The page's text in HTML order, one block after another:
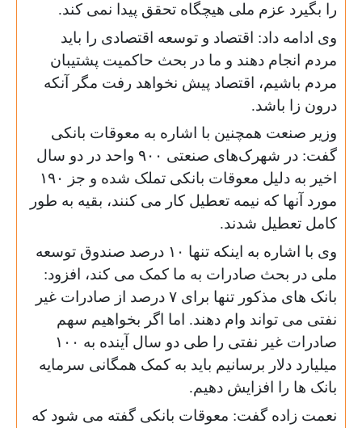
را بگیرد عزم ملی هیچگاه تحقق پیدا نمی کند.
وی ادامه داد: اقتصاد و توسعه اقتصادی را باید
مردم انجام دهند و ما در بحث حاکمیت پشتیبان
مردم باشیم، اقتصاد پیش نخواهد رفت مگر آنکه
درون زا باشد.
وزیر صنعت همچنین با اشاره به معوقات بانکی
گفت: در شهرک‌های صنعتی ۹۰۰ واحد در دو سال
اخیر به دلیل معوقات بانکی تملک شده و جز ۱۹۰
مورد آنها که نیمه تعطیل کار می کنند، بقیه به طور
کامل تعطیل شدند.
وی با اشاره به اینکه تنها ۱۰ درصد صندوق توسعه
ملی در بحث صادرات به ما کمک می کند، افزود:
بانک های مذکور تنها برای ۷ درصد از صادرات غیر
نفتی می تواند وام دهند. اما اگر بخواهیم سهم
صادرات غیر نفتی را طی دو سال آینده به ۱۰۰
میلیارد دلار برسانیم باید به کمک همگانی سرمایه
بانک ها را افزایش دهیم.
نعمت زاده گفت: معوقات بانکی گفته می شود که